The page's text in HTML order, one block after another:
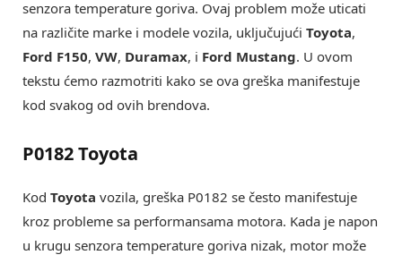
senzora temperature goriva. Ovaj problem može uticati
na različite marke i modele vozila, uključujući Toyota,
Ford F150, VW, Duramax, i Ford Mustang. U ovom
tekstu ćemo razmotriti kako se ova greška manifestuje
kod svakog od ovih brendova.
P0182 Toyota
Kod Toyota vozila, greška P0182 se često manifestuje
kroz probleme sa performansama motora. Kada je napon
u krugu senzora temperature goriva nizak, motor može